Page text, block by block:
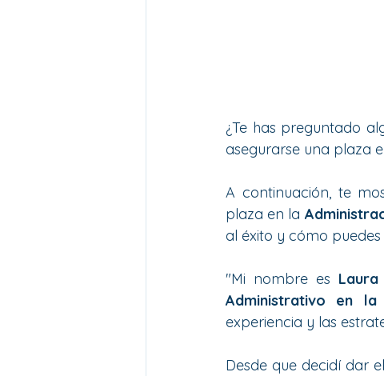
¿Te has preguntado
asegurarse una plaza
A continuación, te
plaza en la
al éxito y cómo
"Mi nombre es Laura
Administrativo en la
experiencia y las
Desde que decidí dar